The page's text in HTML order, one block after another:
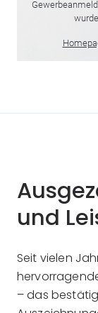
und
Seit vielen
– das